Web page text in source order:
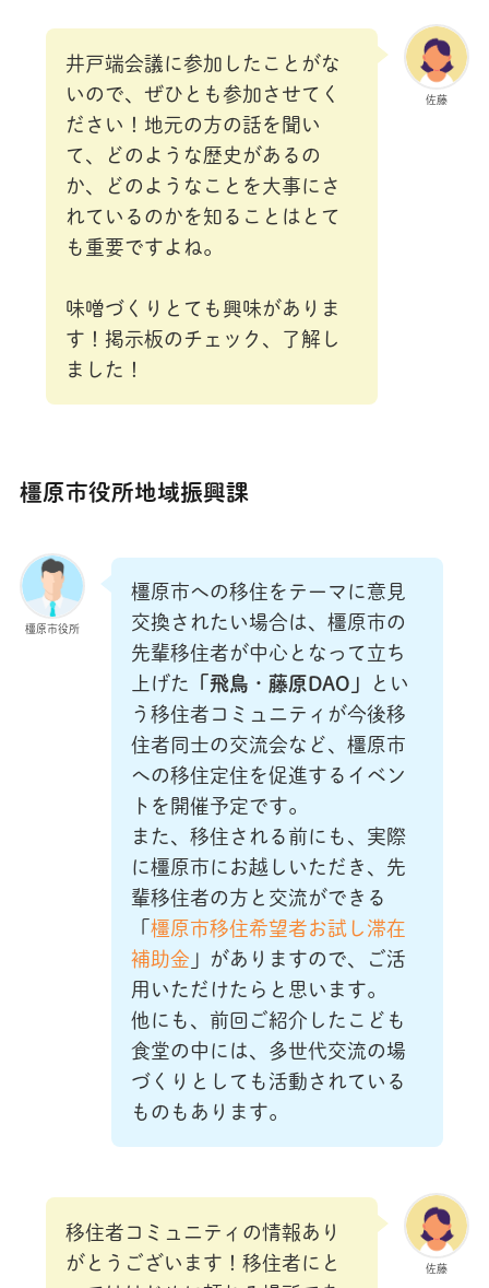
佐藤
井戸端会議に参加したことがな
いので、ぜひとも参加させてく
ださい！地元の方の話を聞い
て、どのような歴史があるの
か、どのようなことを大事にさ
れているのかを知ることはとて
も重要ですよね。
味噌づくりとても興味がありま
す！掲示板のチェック、了解し
ました！
橿原市役所地域振興課
橿原市役所
橿原市への移住をテーマに意見
交換されたい場合は、橿原市の
先輩移住者が中心となって立ち
上げた
「飛鳥 ・ 藤原DAO」
とい
う移住者コミュニティが今後移
住者同士の交流会など、橿原市
への移住定住を促進するイベン
トを開催予定です。
また、移住される前にも、実際
に橿原市にお越しいただき、先
輩移住者の方と交流ができる
橿原市移住希望者お試し滞在
補助金 」がありますので、ご活
用いただけたらと思います。
他にも、前回ご紹介したこども
食堂の中には、多世代交流の場
づくりとしても活動されている
ものもあります。
佐藤
移住者コミュニティの情報あり
がとうございます！移住者にと